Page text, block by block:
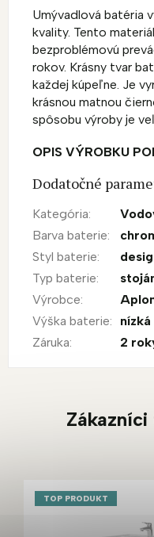
Umývadlová batéria
kvality. Tento
bezproblémovú
rokov. Krásny tvar
každej kúpeľne. Je
krásnou matnou
spôsobu výroby je
OPIS VÝROBKU
Dodatočné
Kategória:
Barva baterie:
Styl baterie:
Typ baterie:
Výrobce:
Výška baterie:
nízká
Záruka: 2
TOP PRODUKT